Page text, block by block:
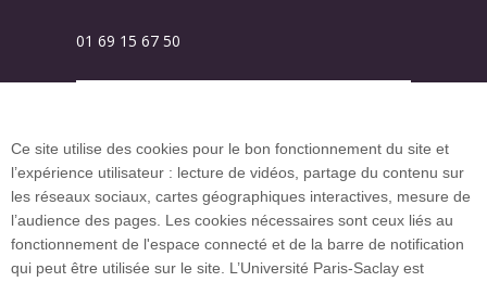
01 69 15 67 50
Plan du site
Investissement d’avenir (CGI)
Ce site utilise des cookies pour le bon fonctionnement du site et
l’expérience utilisateur : lecture de vidéos, partage du contenu sur
les réseaux sociaux, cartes géographiques interactives, mesure de
l’audience des pages. Les cookies nécessaires sont ceux liés au
fonctionnement de l'espace connecté et de la barre de notification
qui peut être utilisée sur le site. L’Université Paris-Saclay est